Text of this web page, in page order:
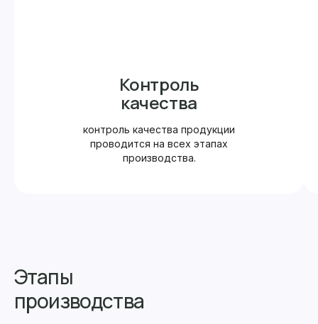
Контроль
качества
контроль качества продукции
проводится на всех этапах
производства.
Этапы
производства